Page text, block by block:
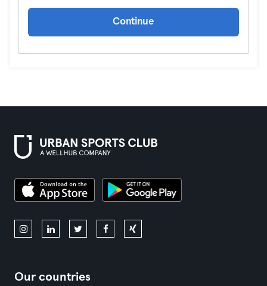
Continue
Our countries